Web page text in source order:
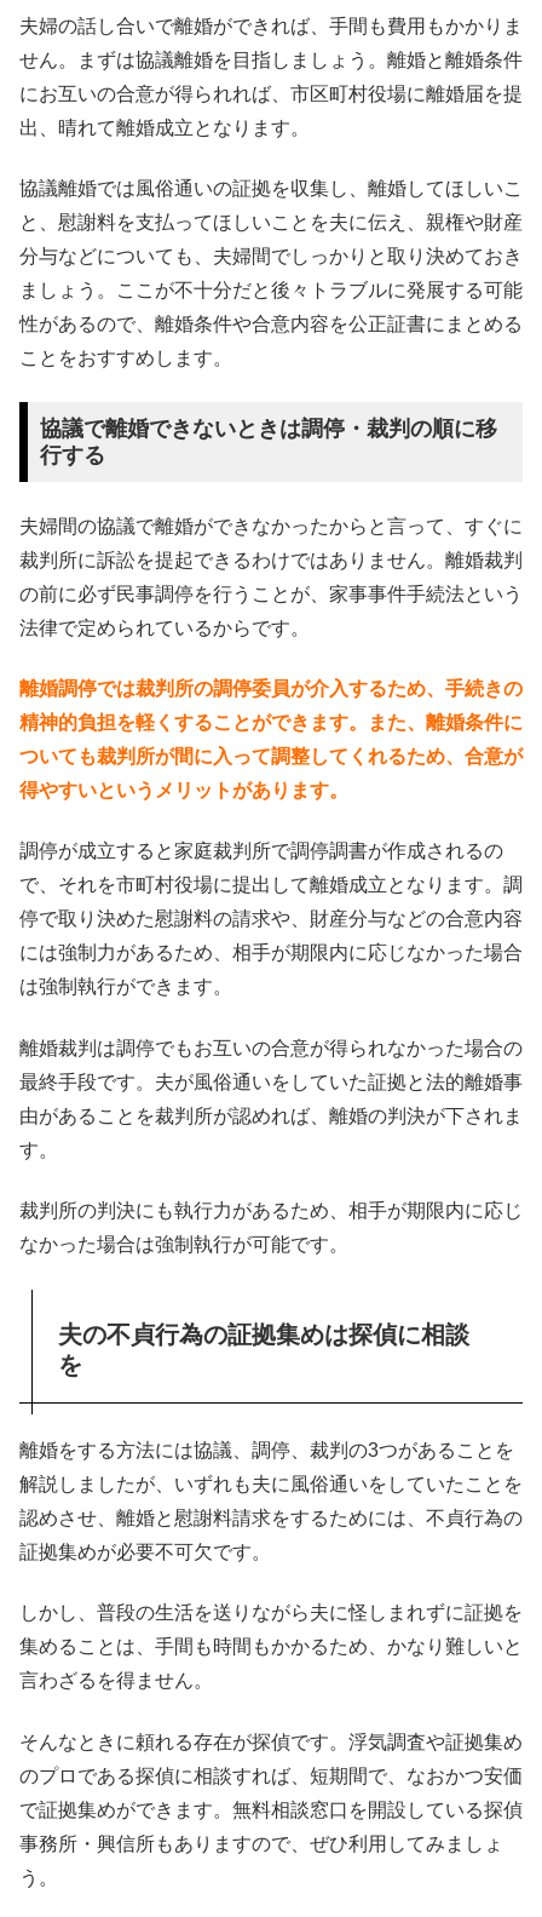
夫婦の話し合いで離婚ができれば、手間も費用もかかりま
せん。まずは協議離婚を目指しましょう。離婚と離婚条件
にお互いの合意が得られれば、市区町村役場に離婚届を提
出、晴れて離婚成立となります。
協議離婚では風俗通いの証拠を収集し、離婚してほしいこ
と、慰謝料を支払ってほしいことを夫に伝え、親権や財産
分与などについても、夫婦間でしっかりと取り決めておき
ましょう。ここが不十分だと後々トラブルに発展する可能
性があるので、離婚条件や合意内容を公正証書にまとめる
ことをおすすめします。
協議で離婚できないときは調停・裁判の順に移
行する
夫婦間の協議で離婚ができなかったからと言って、すぐに
裁判所に訴訟を提起できるわけではありません。離婚裁判
の前に必ず民事調停を行うことが、家事事件手続法という
法律で定められているからです。
離婚調停では裁判所の調停委員が介入するため、手続きの
精神的負担を軽くすることができます。また、離婚条件に
ついても裁判所が間に入って調整してくれるため、合意が
得やすいというメリットがあります。
調停が成立すると家庭裁判所で調停調書が作成されるの
で、それを市町村役場に提出して離婚成立となります。調
停で取り決めた慰謝料の請求や、財産分与などの合意内容
には強制力があるため、相手が期限内に応じなかった場合
は強制執行ができます。
離婚裁判は調停でもお互いの合意が得られなかった場合の
最終手段です。夫が風俗通いをしていた証拠と法的離婚事
由があることを裁判所が認めれば、離婚の判決が下されま
す。
裁判所の判決にも執行力があるため、相手が期限内に応じ
なかった場合は強制執行が可能です。
夫の不貞行為の証拠集めは探偵に相談
を
離婚をする方法には協議、調停、裁判の3つがあることを
解説しましたが、いずれも夫に風俗通いをしていたことを
認めさせ、離婚と慰謝料請求をするためには、不貞行為の
証拠集めが必要不可欠です。
しかし、普段の生活を送りながら夫に怪しまれずに証拠を
集めることは、手間も時間もかかるため、かなり難しいと
言わざるを得ません。
そんなときに頼れる存在が探偵です。浮気調査や証拠集め
のプロである探偵に相談すれば、短期間で、なおかつ安価
で証拠集めができます。無料相談窓口を開設している探偵
事務所・興信所もありますので、ぜひ利用してみましょ
う。